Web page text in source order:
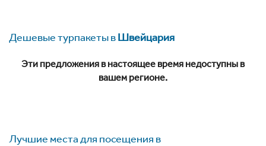
Дешевые турпакеты вШвейцария
Эти предложения в настоящее время недоступны в
вашем регионе.
Лучшие места для посещения в